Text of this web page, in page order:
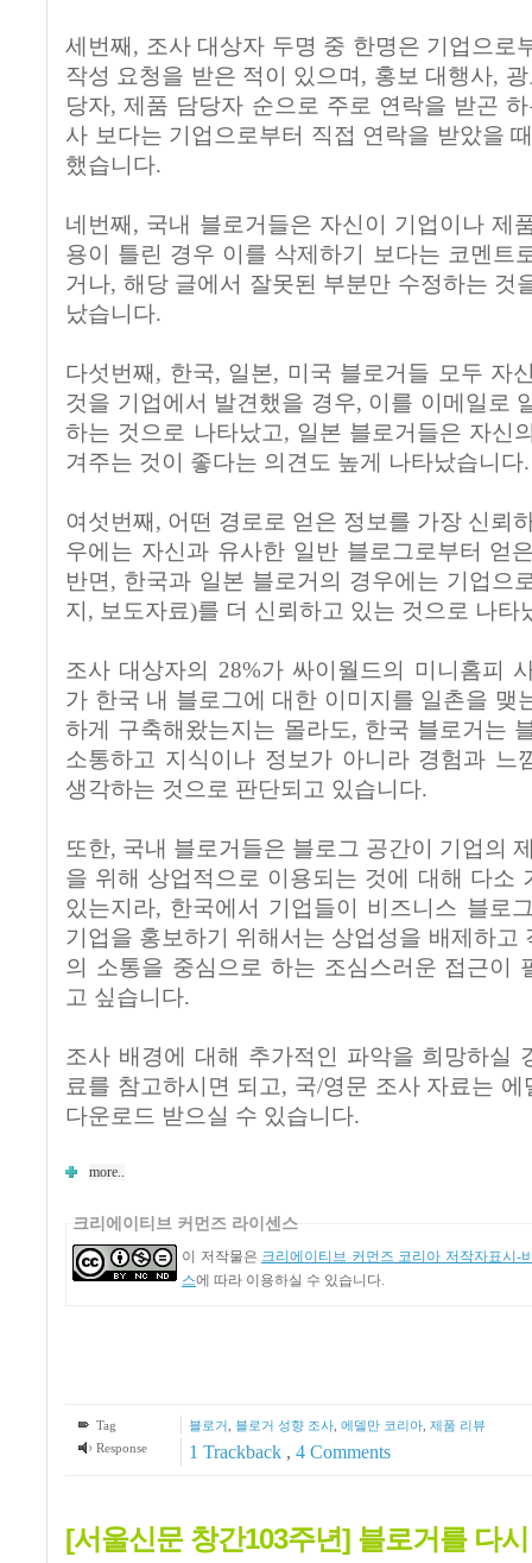
세번째, 조사 대상자 두명 중 한명은 기업으로
작성 요청을 받은 적이 있으며, 홍보 대행사,
당자, 제품 담당자 순으로 주로 연락을 받곤
사 보다는 기업으로부터 직접 연락을 받았을
했습니다.
네번째, 국내 블로거들은 자신이 기업이나 제
용이 틀린 경우 이를 삭제하기 보다는 코멘트
거나, 해당 글에서 잘못된 부분만 수정하는 것
났습니다.
다섯번째, 한국, 일본, 미국 블로거들 모두 자
것을 기업에서 발견했을 경우, 이를 이메일로
하는 것으로 나타났고, 일본 블로거들은 자신
겨주는 것이 좋다는 의견도 높게 나타났습니다.
여섯번째, 어떤 경로로 얻은 정보를 가장 신뢰
우에는 자신과 유사한 일반 블로그로부터 얻
반면, 한국과 일본 블로거의 경우에는 기업으
지, 보도자료)를 더 신뢰하고 있는 것으로 나타
조사 대상자의 28%가 싸이월드의 미니홈피
가 한국 내 블로그에 대한 이미지를 일촌을 맺
하게 구축해왔는지는 몰라도, 한국 블로거는
소통하고 지식이나 정보가 아니라 경험과 느
생각하는 것으로 판단되고 있습니다.
또한, 국내 블로거들은 블로그 공간이 기업의
을 위해 상업적으로 이용되는 것에 대해 다소
있는지라, 한국에서 기업들이 비즈니스 블로
기업을 홍보하기 위해서는 상업성을 배제하고
의 소통을 중심으로 하는 조심스러운 접근이
고 싶습니다.
조사 배경에 대해 추가적인 파악을 희망하실
료를 참고하시면 되고, 국/영문 조사 자료는
다운로드 받으실 수 있습니다.
more..
크리에이티브 커먼즈 라이센스
이 저작물은 크리에이티브 커먼즈 코리아 저작자표시-
스에 따라 이용하실 수 있습니다.
Tag 블로거 블로거 성향 조사, 에델만 코리아, 제품 리뷰
Response
1 Trackback , 4Comments
[서울신문 창간103주년] 블로거를 다